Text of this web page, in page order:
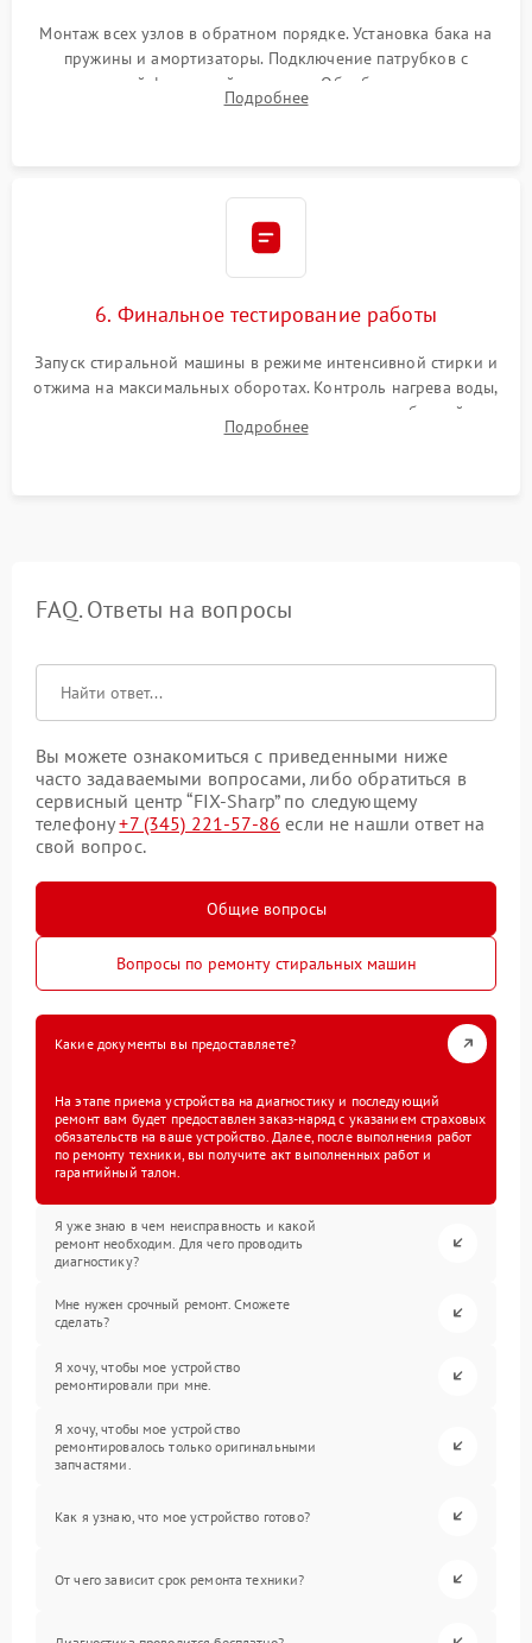
Монтаж всех узлов в обратном порядке. Установка бака на
пружины и амортизаторы. Подключение патрубков с
надежной фиксацией хомутами. Обработка стыков
герметиком для предотвращения возможных протечек воды.
Подробнее
6. Финальное тестирование работы
Запуск стиральной машины в режиме интенсивной стирки и
отжима на максимальных оборотах. Контроль нагрева воды,
корректности слива, отсутствия излишних вибраций,
посторонних стуков и протечек под корпусом.
Подробнее
FAQ. Ответы на вопросы
Вы можете ознакомиться с приведенными ниже
часто задаваемыми вопросами, либо обратиться в
сервисный центр “FIX-Sharp” по следующему
телефону+7 (345) 221-57-86 если не нашли ответ на
свой вопрос.
Общие вопросы
Вопросы по ремонту стиральных машин
Какие документы вы предоставляете?
На этапе приема устройства на диагностику и последующий
ремонт вам будет предоставлен заказ-наряд с указанием страховых
обязательств на ваше устройство. Далее, после выполнения работ
по ремонту техники, вы получите акт выполненных работ и
гарантийный талон.
Я уже знаю в чем неисправность и какой
ремонт необходим. Для чего проводить
диагностику?
Мне нужен срочный ремонт. Сможете
сделать?
Я хочу, чтобы мое устройство
ремонтировали при мне.
Я хочу, чтобы мое устройство
ремонтировалось только оригинальными
запчастями.
Как я узнаю, что мое устройство готово?
От чего зависит срок ремонта техники?